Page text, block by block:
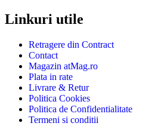
Linkuri utile
Retragere din Contract
Contact
Magazin atMag.ro
Plata in rate
Livrare & Retur
Politica Cookies
Politica de Confidentialitate
Termeni si conditii